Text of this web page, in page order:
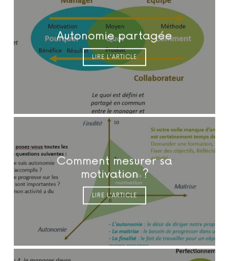
Autonomie partagée
LIRE L'ARTICLE
Comment mesurer sa
motivation ?
LIRE L'ARTICLE